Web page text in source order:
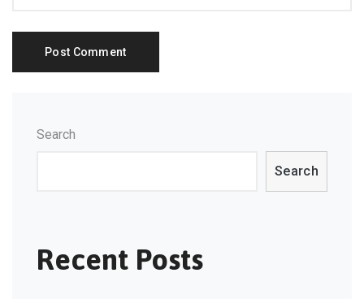
Search
Search
Recent Posts